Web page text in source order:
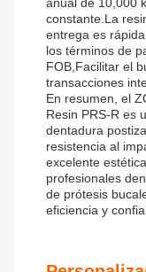
anual de 10,000
constante.La
entrega es
los términos de
FOB,Facilitar el
transacciones
En resumen, el
Resin PRS-R es
dentadura
resistencia al
excelente
profesionales
de prótesis
eficiencia y